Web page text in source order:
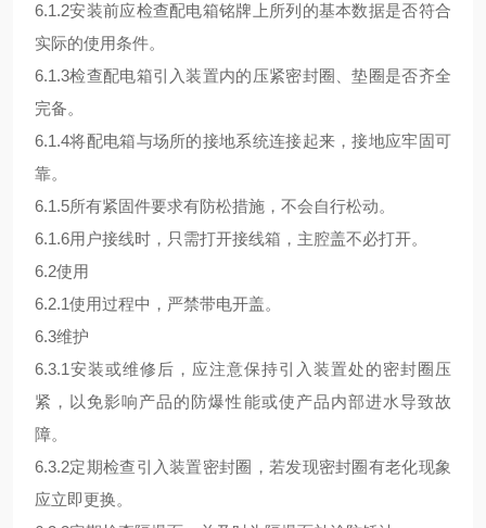
6.1.2安装前应检查配电箱铭牌上所列的基本数据是否符合
实际的使用条件。
6.1.3检查配电箱引入装置内的压紧密封圈、垫圈是否齐全
完备。
6.1.4将配电箱与场所的接地系统连接起来，接地应牢固可
靠。
6.1.5所有紧固件要求有防松措施，不会自行松动。
6.1.6用户接线时，只需打开接线箱，主腔盖不必打开。
6.2使用
6.2.1使用过程中，严禁带电开盖。
6.3维护
6.3.1安装或维修后，应注意保持引入装置处的密封圈压
紧，以免影响产品的防爆性能或使产品内部进水导致故
障。
6.3.2定期检查引入装置密封圈，若发现密封圈有老化现象
应立即更换。